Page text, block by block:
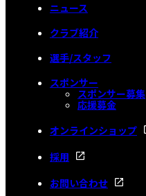
ニュース
クラブ紹介
選手/スタッフ
スポンサー
スポンサー募集
応援募金
オンラインショップ
採用
お問い合わせ